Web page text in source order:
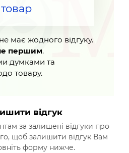
товар
має жодного відгуку.
першим.
думками та
товару.
відгук
за залишені відгуки про
щоб залишити відгук Вам
форму нижче.